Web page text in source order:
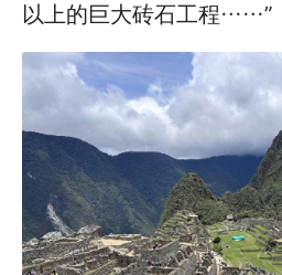
以上的巨大砖石工程……”